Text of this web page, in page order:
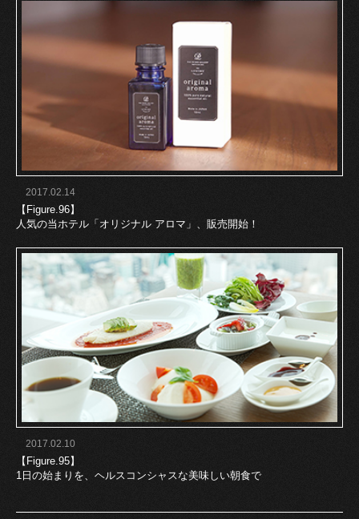
2017.02.14
【Figure.96】
人気の当ホテル「オリジナル アロマ」、販売開始！
2017.02.10
【Figure.95】
1日の始まりを、ヘルスコンシャスな美味しい朝食で